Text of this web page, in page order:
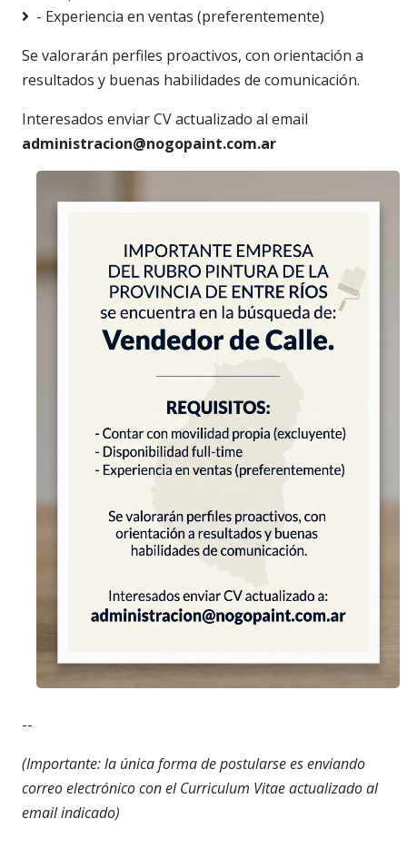
- Experiencia en ventas (preferentemente)
Se valorarán perfiles proactivos, con orientación a
resultados y buenas habilidades de comunicación.
Interesados enviar CV actualizado al email
administracion@nogopaint.com.ar
--
(Importante: la única forma de postularse es enviando
correo electrónico con el Curriculum Vitae actualizado al
email indicado)